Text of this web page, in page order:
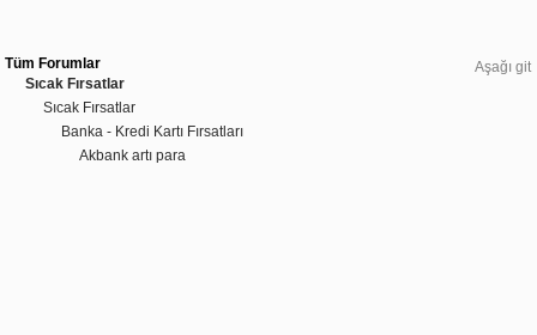
Aşağı git
Tüm Forumlar
Sıcak Fırsatlar
Sıcak Fırsatlar
Banka - Kredi Kartı Fırsatları
Akbank artı para